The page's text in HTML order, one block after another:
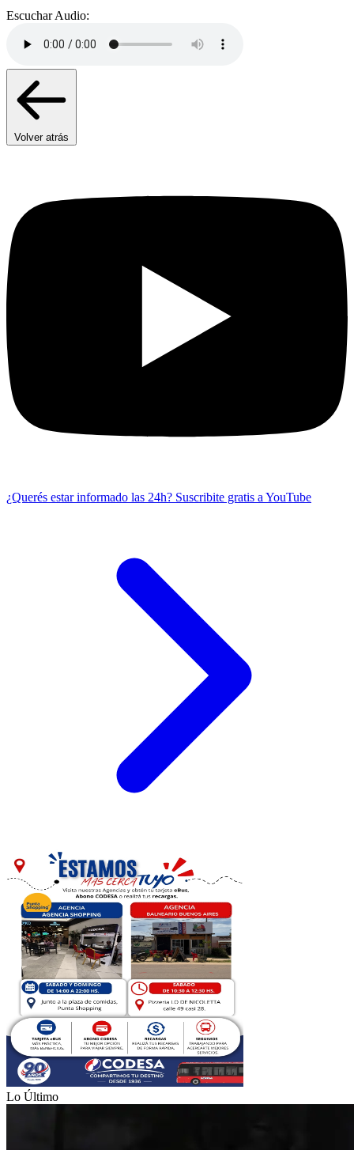
Escuchar Audio:
Volver atrás
¿Querés estar informado las 24h? Suscribite gratis a YouTube
Lo Último